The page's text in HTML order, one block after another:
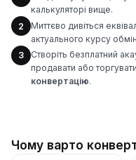
калькуляторі вище.
2
Миттєво дивіться
актуального курсу
3
Створіть безплатний
продавати або
конвертацію.
Чому варто